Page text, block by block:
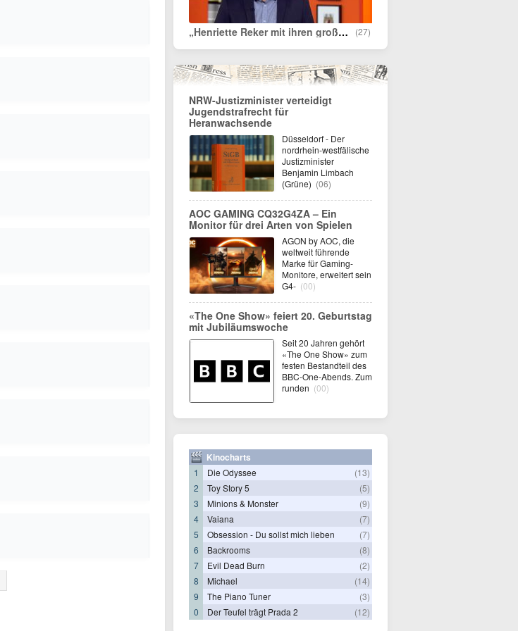
„Henriette Reker mit ihren großartigen Tipps gegen Vergewaltigungen“ (27)
NRW-Justizminister verteidigt
Jugendstrafrecht für
Heranwachsende
Düsseldorf - Der
nordrhein-westfälische
Justizminister
Benjamin Limbach
(Grüne) (06)
AOC GAMING CQ32G4ZA – Ein
Monitor für drei Arten von Spielen
AGON by AOC, die
weltweit führende
Marke für Gaming-
Monitore, erweitert sein
G4- (00)
«The One Show» feiert 20. Geburtstag
mit Jubiläumswoche
Seit 20 Jahren gehört
«The One Show» zum
festen Bestandteil des
BBC-One-Abends. Zum
runden (00)
Kinocharts
1 Die Odyssee
(13)
2
Toy Story 5
(5)
3
Minions & Monster
(9)
4
Vaiana
(7)
5
Obsession - Du sollst mich lieben
(7)
6
Backrooms
(8)
7
Evil Dead Burn
(2)
8
Michael
(14)
9
The Piano Tuner
(3)
0
Der Teufel trägt Prada 2 (12)